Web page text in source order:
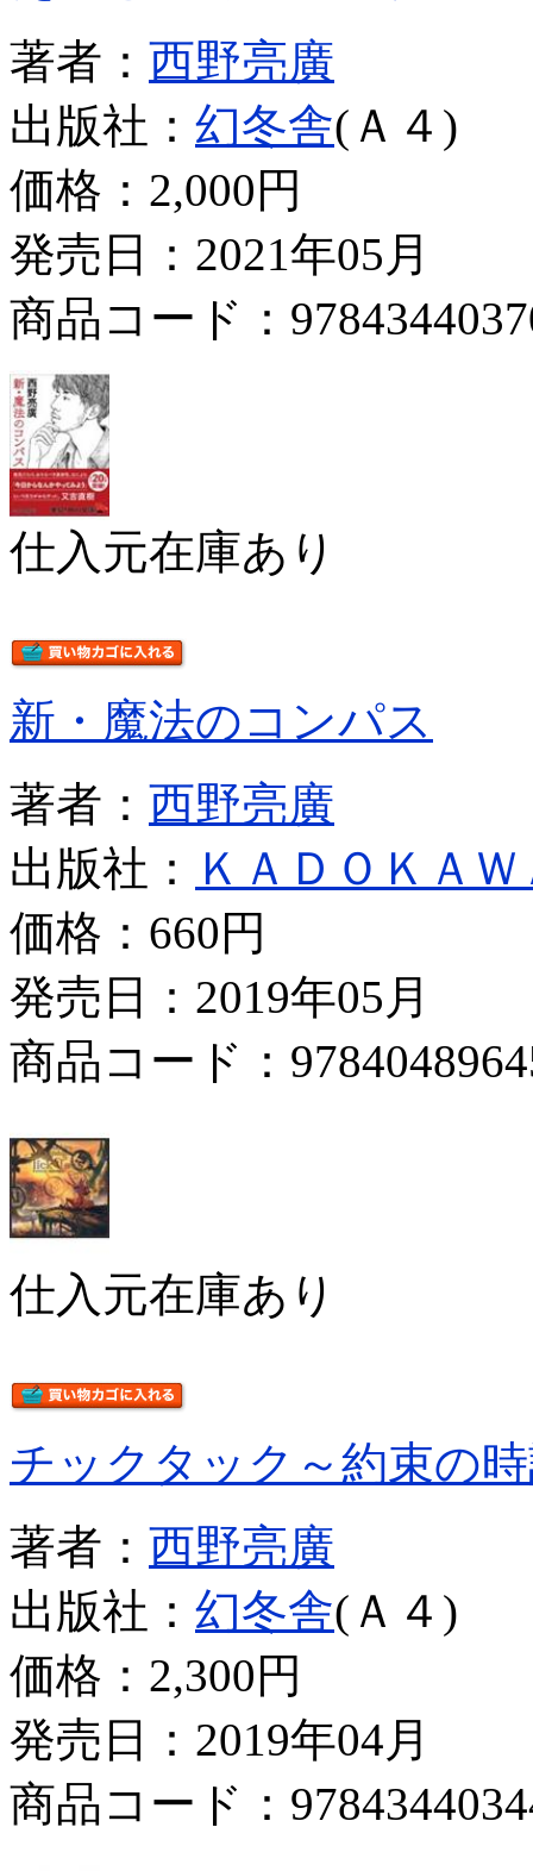
著者： 西野亮廣
出版社： 幻冬舎(Ａ４)
価格： 2,000円
発売日：2021年05月
商品コード：
仕入元在庫あり
新・魔法のコンパス
著者： 西野亮廣
出版社： ＫＡＤＯＫＡＷ
価格： 660円
発売日：2019年05月
商品コード：
仕入元在庫あり
チックタック～約束の
著者： 西野亮廣
出版社： 幻冬舎(Ａ４)
価格： 2,300円
発売日：2019年04月
商品コード：